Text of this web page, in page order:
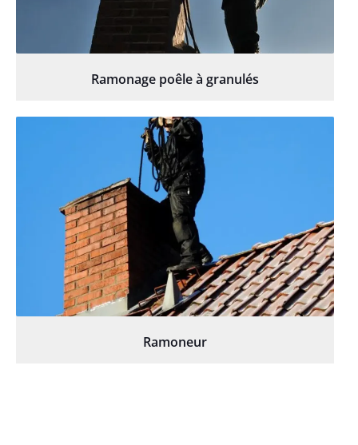
Ramonage poêle à granulés
Ramoneur